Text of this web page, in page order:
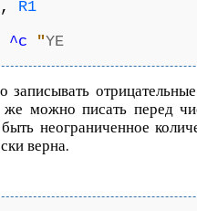
, R1
^c "YE
записывать
можно писать перед
неограниченное
верна.